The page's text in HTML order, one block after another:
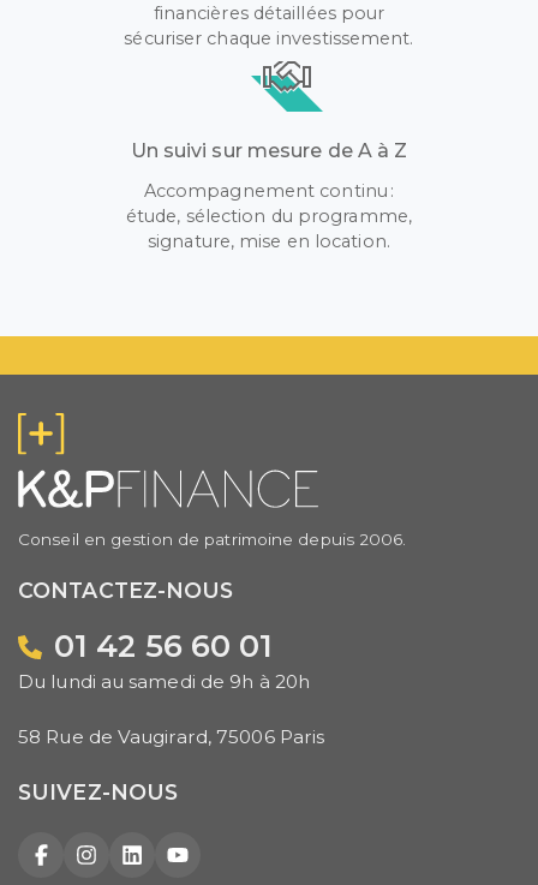
financières détaillées pour
sécuriser chaque investissement.
Un suivi sur mesure de A à Z
Accompagnement continu :
étude, sélection du programme,
signature, mise en location.
Conseil en gestion de patrimoine depuis 2006.
CONTACTEZ-NOUS
01 42 56 60 01
Du lundi au samedi de 9h à 20h
58 Rue de Vaugirard, 75006 Paris
SUIVEZ-NOUS
FacebookInstagram
LinkedInYouTube